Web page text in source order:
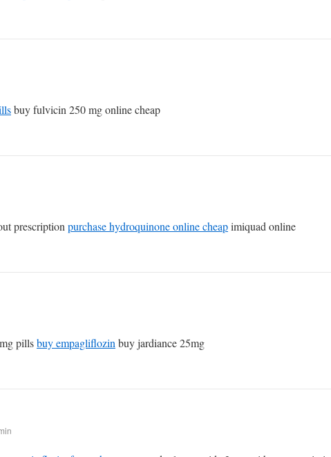
buy fulvicin 250 mg online cheap
prescription purchase hydroquinone online cheapimiquad online
pillsbuy empagliflozin buy jardiance 25mg